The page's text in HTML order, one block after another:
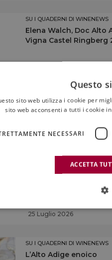
SU I QUADERNI DI WINENEWS
Elena Walch, Doc Alto
Vigna Castel Ringberg
25 Luglio 2026
Kellerei Bozen, Doc
SU I QUADERNI DI WINENEWS
25 Luglio 2026
SU I QUADERNI DI WINENEWS
L’Alto Adige enoico
Questo
sito web utilizza i cookie per
sito web acconsenti a tutti i cookie
NECESSARI
ACCETTA